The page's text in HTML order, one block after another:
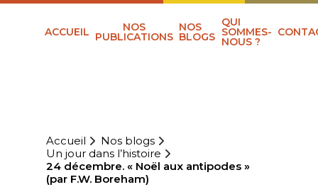
ACCUEIL NOS
PUBLICATIONS
NOS
BLOGS
QUI
SOMMES-
NOUS ?
Accueil
Nos blogs
Un jour dans l’histoire
24 décembre. « Noël aux antipodes »
(par F.W. Boreham)